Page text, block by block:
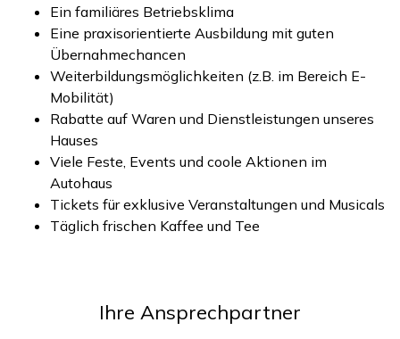
Ein familiäres Betriebsklima
Eine praxisorientierte Ausbildung mit guten
Übernahmechancen
Weiterbildungsmöglichkeiten (z.B. im Bereich E-
Mobilität)
Rabatte auf Waren und Dienstleistungen unseres
Hauses
Viele Feste, Events und coole Aktionen im
Autohaus
Tickets für exklusive Veranstaltungen und Musicals
Täglich frischen Kaffee und Tee
Ihre Ansprechpartner